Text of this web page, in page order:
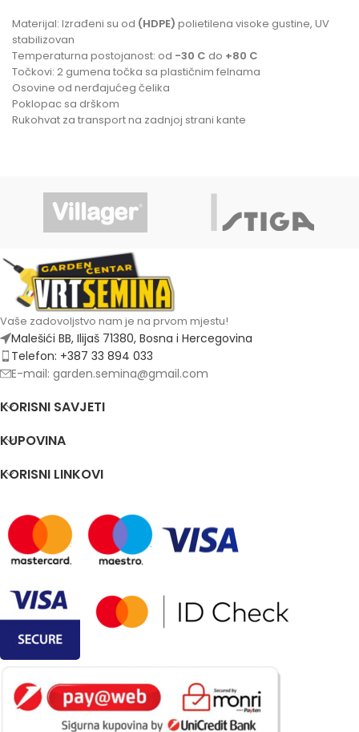
Materijal: Izrađeni su od (HDPE) polietilena visoke gustine, UV
stabilizovan
Temperaturna postojanost: od -30 C do +80 C
Točkovi: 2 gumena točka sa plastičnim felnama
Osovine od nerđajućeg čelika
Poklopac sa drškom
Rukohvat za transport na zadnjoj strani kante
Vaše zadovoljstvo nam je na prvom mjestu!
Malešići BB, Ilijaš 71380, Bosna i Hercegovina
Telefon: +387 33 894 033
E-mail: garden.semina@gmail.com
KORISNI SAVJETI
KUPOVINA
KORISNI LINKOVI